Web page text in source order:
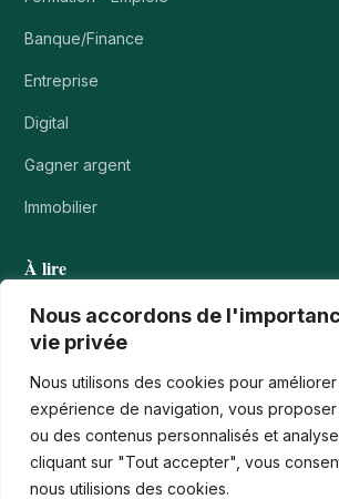
Nous accordons de
vie privée
Nous utilisons des cookies pour
expérience de navigation, vous
ou des contenus personnalisés et
cliquant sur "Tout accepter", vous
nous utilisions des cookies.
Banque/Finance
Entreprise
Digital
Gagner argent
Immobilier
À lire
Tournois casino : comprendre points,
Les paiements numériques face aux
Bonus de bienvenue en France : comment…
Casinos iPhone en France : 2026 Guide…
Monter en compétences digitales en